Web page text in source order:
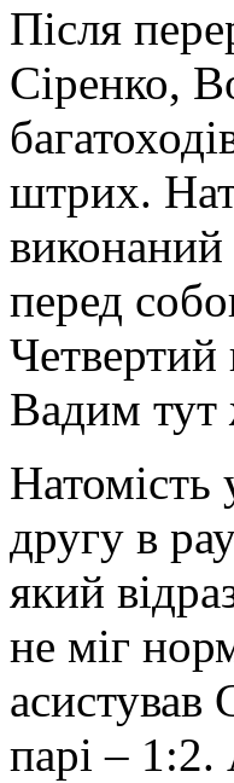
Після
Сіренко,
штрих.
перед
Четвертий
Вадим тут
Натомість
другу в
який
не міг
асистував
парі – 1:2.